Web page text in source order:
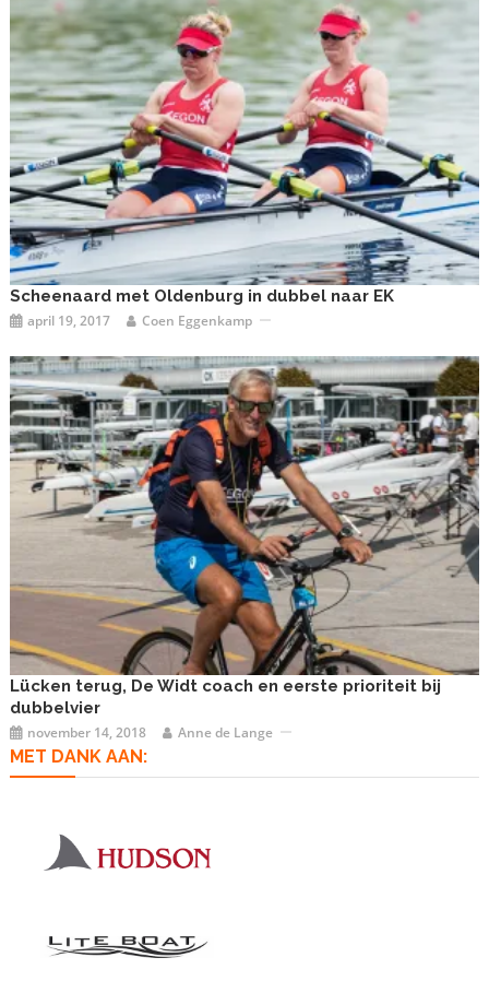
Scheenaard met Oldenburg in dubbel naar EK
april 19, 2017 Coen Eggenkamp
Lücken terug, De Widt coach en eerste prioriteit bij
dubbelvier
november 14, 2018 Anne de Lange
MET DANK AAN: